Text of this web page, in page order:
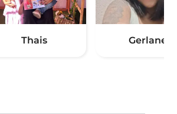
Thais Gerlane